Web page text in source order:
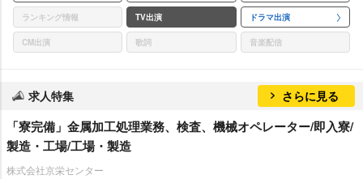
ランキング情報 TV出演 ドラマ出演
CM出演 歌詞 音楽配信
求人特集 さらに見る
「寮完備」金属加工処理業務、検査、機械オペレーター/即入寮/
製造・工場/工場・製造
株式会社京栄センター